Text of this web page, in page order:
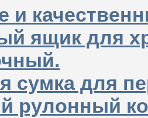
и
ящик для
сумка для
рулонный